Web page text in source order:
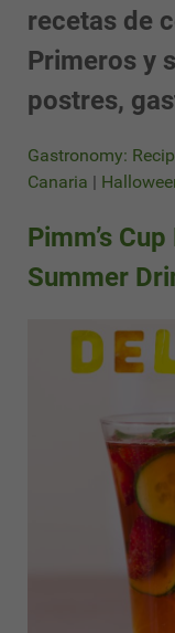
recetas de
Primeros y
postres,
Gastronomy:
Canaria |
Pimm’s
Summer